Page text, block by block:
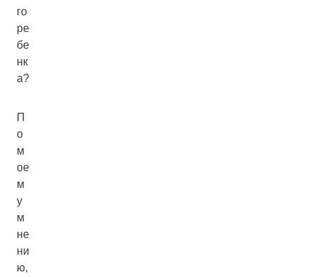
го
ре
бе
нк
а?
П
о
м
ое
м
у
м
не
ни
ю,